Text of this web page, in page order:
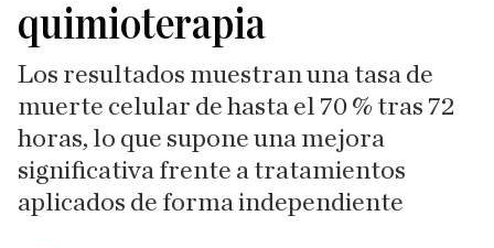
quimioterapia
Los resultados muestran una tasa de
muerte celular de hasta el 70 % tras 72
horas, lo que supone una mejora
significativa frente a tratamientos
aplicados de forma independiente